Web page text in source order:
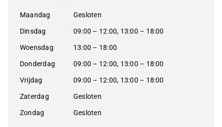
Maandag Gesloten
Dinsdag 09:00 – 12:00, 13:00 – 18:00
Woensdag 13:00 – 18:00
Donderdag 09:00 – 12:00, 13:00 – 18:00
Vrijdag 09:00 – 12:00, 13:00 – 18:00
Zaterdag Gesloten
Zondag Gesloten